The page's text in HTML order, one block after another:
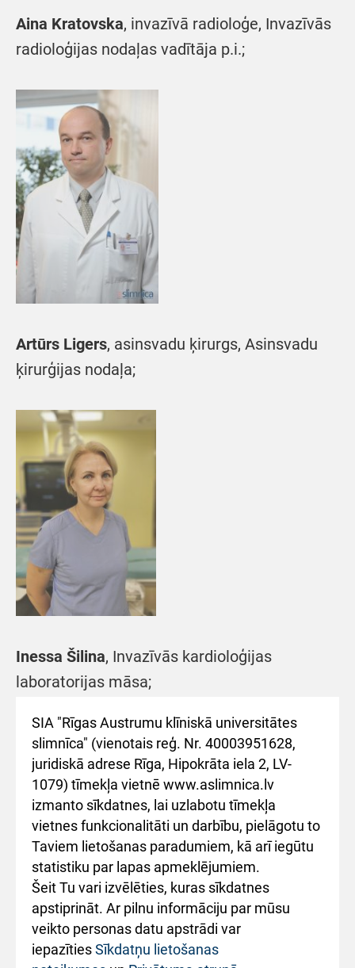
Aina Kratovska, invazīvā radioloģe, Invazīvās
radioloģijas nodaļas vadītāja p.i.;
Artūrs Ligers, asinsvadu ķirurgs, Asinsvadu
ķirurģijas nodaļa;
Inessa Šilina, Invazīvās kardioloģijas
laboratorijas māsa;
Poļina Možarova, Invazīvās kardioloģijas
SIA "Rīgas Austrumu klīniskā universitātes
slimnīca" (vienotais reģ. Nr. 40003951628,
juridiskā adrese Rīga, Hipokrāta iela 2, LV-
1079) tīmekļa vietnē www.aslimnica.lv
izmanto sīkdatnes, lai uzlabotu tīmekļa
vietnes funkcionalitāti un darbību, pielāgotu to
Taviem lietošanas paradumiem, kā arī iegūtu
statistiku par lapas apmeklējumiem.
Šeit Tu vari izvēlēties, kuras sīkdatnes
apstiprināt. Ar pilnu informāciju par mūsu
veikto personas datu apstrādi var
iepazītiesSīkdatņu lietošanas